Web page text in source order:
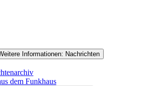
Informationen: Nachrichten
dem Funkhaus